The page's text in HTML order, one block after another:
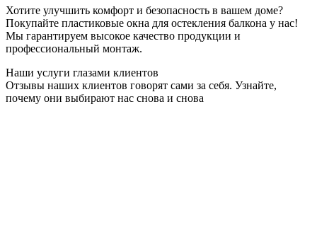
Хотите улучшить комфорт и безопасность в вашем доме?
Покупайте пластиковые окна для остекления балкона у нас!
Мы гарантируем высокое качество продукции и
профессиональный монтаж.
Наши услуги глазами клиентов
Отзывы наших клиентов говорят сами за себя. Узнайте,
почему они выбирают нас снова и снова